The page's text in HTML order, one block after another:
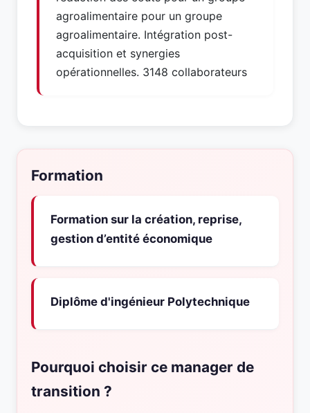
agroalimentaire pour un groupe
agroalimentaire. Intégration post-
acquisition et synergies
opérationnelles. 3148 collaborateurs
Formation
Formation sur la création, reprise,
gestion d’entité économique
Diplôme d'ingénieur Polytechnique
Pourquoi choisir ce manager de
transition ?